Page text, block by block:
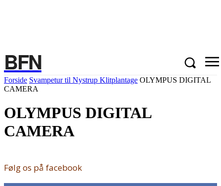
BFN
Forside Svampetur til Nystrup Klitplantage OLYMPUS DIGITAL
CAMERA
OLYMPUS DIGITAL
CAMERA
Følg os på facebook